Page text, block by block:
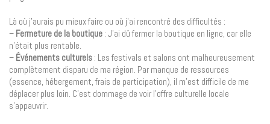
Là où j’aurais pu mieux faire ou où j’ai rencontré des difficultés :
– Fermeture de la boutique : J’ai dû fermer la boutique en ligne, car elle
n’était plus rentable.
– Événements culturels : Les festivals et salons ont malheureusement
complètement disparu de ma région. Par manque de ressources
(essence, hébergement, frais de participation), il m’est difficile de me
déplacer plus loin. C’est dommage de voir l’offre culturelle locale
s’appauvrir.